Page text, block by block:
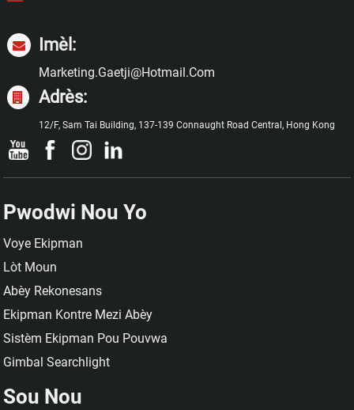
Imèl:
Marketing.gaetji@hotmail.com
Adrès:
12/F, Sam Tai Building, 137-139 Connaught Road Central, Hong Kong
Pwodwi Nou Yo
Voye Ekipman
Lòt Moun
Abèy Rekonesans
Ekipman Kontre Mezi Abèy
Sistèm Ekipman Pou Pouvwa
Gimbal Searchlight
Sou Nou